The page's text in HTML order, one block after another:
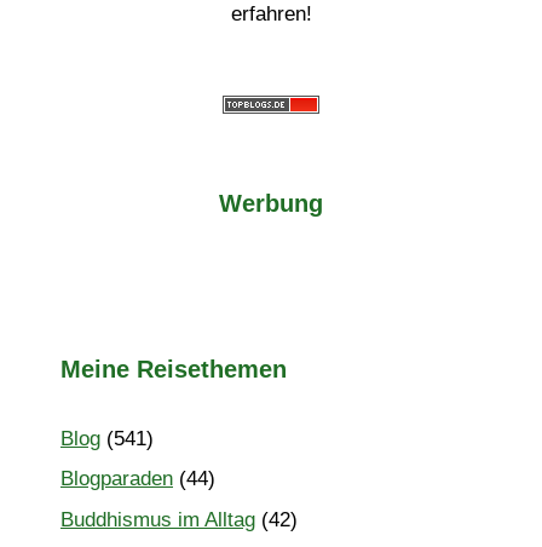
erfahren!
Werbung
Meine Reisethemen
Blog (541)
Blogparaden (44)
Buddhismus im Alltag (42)